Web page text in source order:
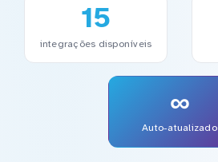
15
integrações disponíveis
∞
Auto-atualizado